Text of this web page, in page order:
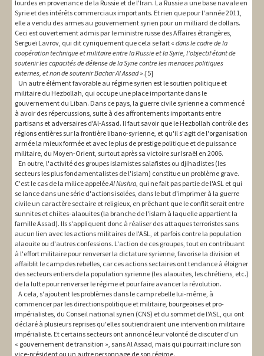
lourdes en provenance de la Russie et de l'Iran. La Russie a une base navale en
Syrie et des intérêts commerciaux importants. Et rien que pour l'année 2011,
elle a vendu des armes au gouvernement syrien pour un milliard de dollars.
Ceci est ouvertement admis par le ministre russe des Affaires étrangères,
Sergueï Lavrov, qui dit cyniquement que cela se fait « dans le cadre de la
coopération technique et militaire entre la Russie et la Syrie, l'objectif étant de
soutenir les capacités de défense de la Syrie contre les menaces politiques
externes, et non de soutenir Bachar Al Assad».[5]
Un autre élément favorable au régime syrien est le soutien politique et
militaire du Hezbollah, qui occupe une place importante dans le
gouvernement du Liban. Dans ce pays, la guerre civile syrienne a commencé
à avoir des répercussions, suite à des affrontements importants entre
partisans et adversaires d'Al-Assad. Il faut savoir que le Hezbollah contrôle des
régions entières sur la frontière libano-syrienne, et qu'il s'agit de l'organisation
armée la mieux formée et avec le plus de prestige politique et de puissance
militaire, du Moyen-Orient, surtout après sa victoire sur Israël en 2006.
En outre, l'activité des groupes islamistes salafistes ou djihadistes (les
secteurs les plus fondamentalistes de l'islam) constitue un problème grave.
C'est le cas de la milice appeléeAl Nushra, qui ne fait pas partie de l'ASL et qui
se lance dans une série d'actions isolées, dans le but d'imprimer à la guerre
civile un caractère sectaire et religieux, en prêchant que le conflit serait entre
sunnites et chiites-alaouites (la branche de l'islam à laquelle appartient la
famille Assad). Ils s'appliquent donc à réaliser des attaques terroristes sans
aucun lien avec les actions militaires de l'ASL, et parfois contre la population
alaouite ou d'autres confessions. L'action de ces groupes, tout en contribuant
à l'effort militaire pour renverser la dictature syrienne, favorise la division et
affaiblit le camp des rebelles, car ces actions sectaires ont tendance à éloigner
des secteurs entiers de la population syrienne (les alaouites, les chrétiens, etc.)
de la lutte pour renverser le régime et pour faire avancer la révolution.
A cela, s'ajoutent les problèmes dans le camp rebelle lui-même, à
commencer par les directions politique et militaire, bourgeoises et pro-
impérialistes, du Conseil national syrien (CNS) et du sommet de l'ASL, qui ont
déclaré à plusieurs reprises qu'elles soutiendraient une intervention militaire
impérialiste. Et certains secteurs ont annoncé leur volonté de discuter d'un
« gouvernement de transition », sans Al Assad, mais qui pourrait inclure son
vice-président ou un autre personnage de son régime.